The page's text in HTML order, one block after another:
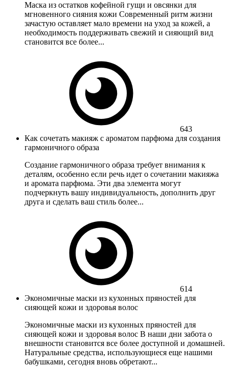
Маска из остатков кофейной гущи и овсянки для
мгновенного сияния кожи Современный ритм жизни
зачастую оставляет мало времени на уход за кожей, а
необходимость поддерживать свежий и сияющий вид
становится все более...
643
Как сочетать макияж с ароматом парфюма для создания
гармоничного образа
Создание гармоничного образа требует внимания к
деталям, особенно если речь идет о сочетании макияжа
и аромата парфюма. Эти два элемента могут
подчеркнуть вашу индивидуальность, дополнить друг
друга и сделать ваш стиль более...
614
Экономичные маски из кухонных пряностей для
сияющей кожи и здоровья волос
Экономичные маски из кухонных пряностей для
сияющей кожи и здоровья волос В наши дни забота о
внешности становится все более доступной и домашней.
Натуральные средства, использующиеся еще нашими
бабушками, сегодня вновь обретают...